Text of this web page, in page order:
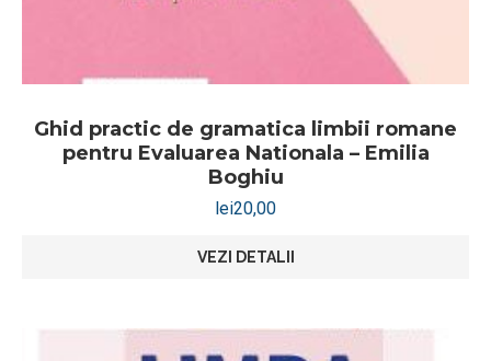
Ghid practic de gramatica limbii romane
pentru Evaluarea Nationala – Emilia
Boghiu
lei20,00
VEZI DETALII